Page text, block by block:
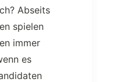
Abseits
spielen
immer
es